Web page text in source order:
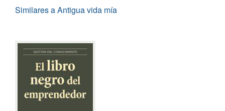
Similares a Antigua vida mía